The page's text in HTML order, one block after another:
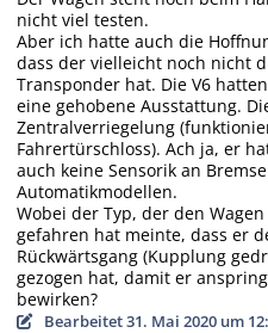
nicht viel testen.
Aber ich hatte auch die
dass der vielleicht noch nicht
Transponder hat. Die V6
eine gehobene Ausstattung.
Zentralverriegelung
Fahrertürschloss). Ach ja, er
auch keine Sensorik an
Automatikmodellen.
Wobei der Typ, der den
gefahren hat meinte, dass er
Rückwärtsgang (Kupplung
gezogen hat, damit er
bewirken?
Bearbeitet31. Mai 2020 um